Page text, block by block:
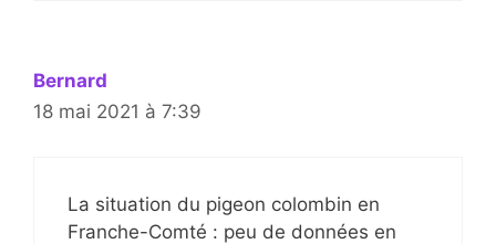
Bernard
18 mai 2021 à 7:39
La situation du pigeon colombin en
Franche-Comté : peu de données en